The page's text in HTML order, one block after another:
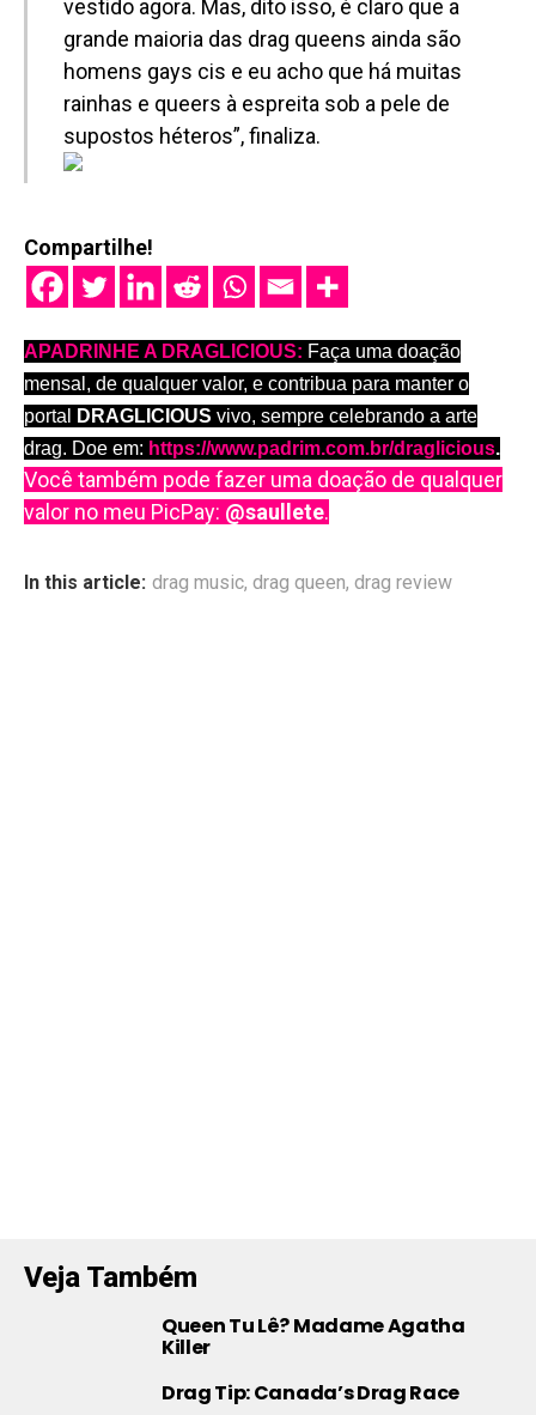
vestido agora. Mas, dito isso, é claro que a
grande maioria das drag queens ainda são
homens gays cis e eu acho que há muitas
rainhas e queers à espreita sob a pele de
supostos héteros”, finaliza.
Compartilhe!
APADRINHE A DRAGLICIOUS: Faça uma doação
mensal, de qualquer valor, e contribua para manter o
portal
DRAGLICIOUS vivo, sempre celebrando a arte
drag. Doe em: https://www.padrim.com.br/draglicious.
Você também pode fazer uma doação de qualquer
valor no meu PicPay: @saullete.
In this article: drag music, drag queen, drag review
Veja Também
Queen Tu Lê? Madame Agatha
Killer
Drag Tip: Canada’s Drag Race